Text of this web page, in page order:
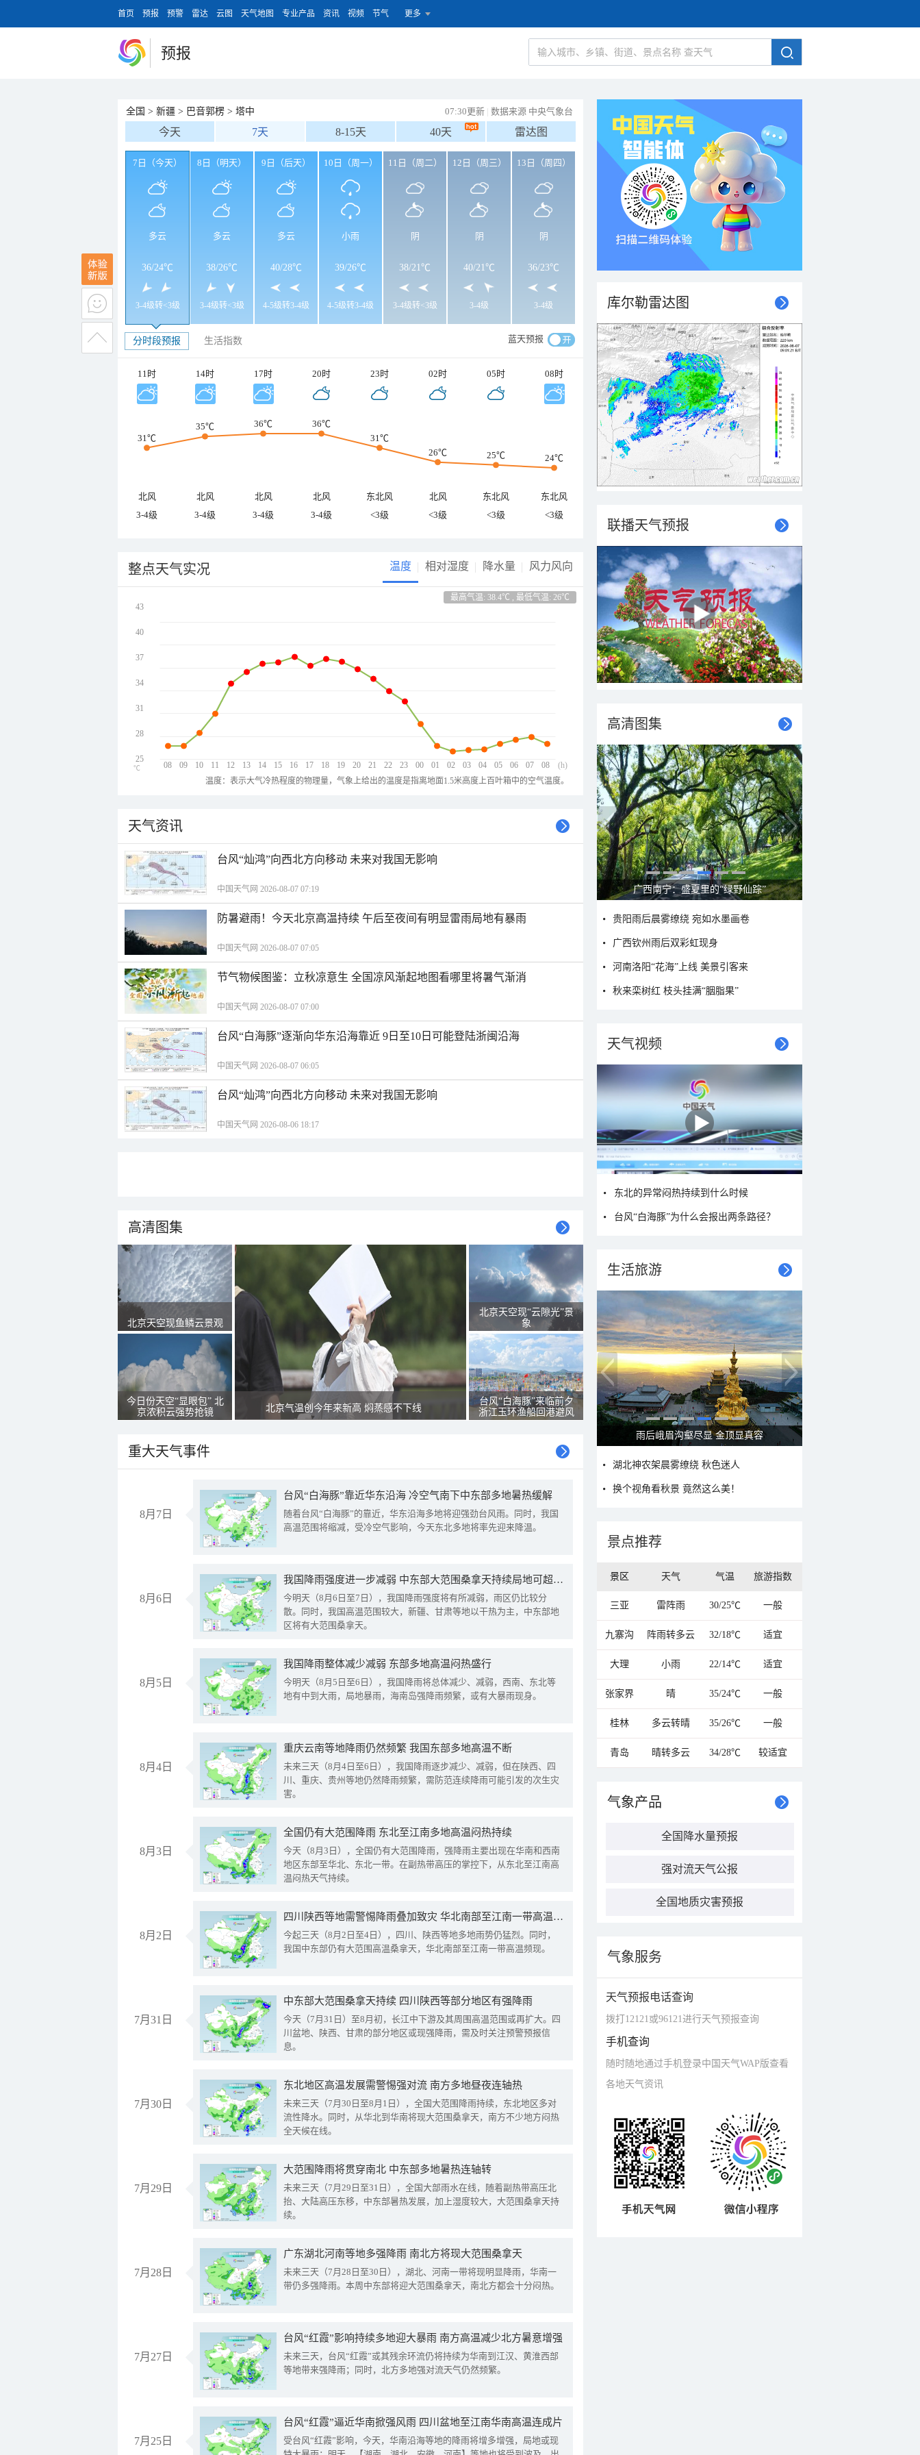
首页 预报 预警 雷达 云图 天气地图 专业产品 资讯 视频 节气 更多
预报
全国 > 新疆 > 巴音郭楞 > 塔中 07:30更新 | 数据来源 中央气象台
今天 7天 8-15天 40天 雷达图
7日（今天）
多云
36/24℃
3-4级转<3级
8日（明天）
多云
38/26℃
3-4级转<3级
9日（后天）
多云
40/28℃
4-5级转3-4级
10日（周一）
小雨
39/26℃
4-5级转3-4级
11日（周二）
阴
38/21℃
3-4级转<3级
12日（周三）
阴
40/21℃
3-4级
13日（周四）
阴
36/23℃
3-4级
分时段预报 生活指数 蓝天预报
11时 14时 17时 20时 23时 02时 05时 08时
31℃
35℃ 36℃
36℃
31℃
26℃
25℃ 24℃
北风 北风 北风 北风 东北风 北风 东北风
东北风
3-4级
3-4级 3-4级 3-4级 <3级 <3级 <3级 <3级
整点天气实况 温度 相对湿度 降水量 风力风向
最高气温: 38.4℃ , 最低气温: 26℃
08 09 10 11 12 13 14 15 16 17 18 19 20 21 22 23 00 01 02 03 04 05 06 07 08
43
40
37
34
31
28
25
(h)
℃
温度：表示大气冷热程度的物理量，气象上给出的温度是指离地面1.5米高度上百叶箱中的空气温度。
天气资讯
台风“灿鸿”向西北方向移动 未来对我国无影响
中国天气网 2026-08-07 07:19
防暑避雨！今天北京高温持续 午后至夜间有明显雷雨局地有暴雨
中国天气网 2026-08-07 07:05
节气物候图鉴：立秋凉意生 全国凉风渐起地图看哪里将暑气渐消
中国天气网 2026-08-07 07:00
台风“白海豚”逐渐向华东沿海靠近 9日至10日可能登陆浙闽沿海
中国天气网 2026-08-07 06:05
台风“灿鸿”向西北方向移动 未来对我国无影响
中国天气网 2026-08-06 18:17
高清图集
北京天空现鱼鳞云景观
今日份天空“显眼包” 北
京浓积云强势抢镜
北京气温创今年来新高 焖蒸感不下线
北京天空现“云隙光”景
象
台风“白海豚”来临前夕
浙江玉环渔船回港避风
重大天气事件
8月7日
台风“白海豚”靠近华东沿海 冷空气南下中东部多地暑热缓解
随着台风“白海豚”的靠近，华东沿海多地将迎强劲台风雨。同时，我国
高温范围将缩减，受冷空气影响，今天东北多地将率先迎来降温。
8月6日
我国降雨强度进一步减弱 中东部大范围桑拿天持续局地可超38℃
今明天（8月6日至7日），我国降雨强度将有所减弱，雨区仍比较分
散。同时，我国高温范围较大，新疆、甘肃等地以干热为主，中东部地
区将有大范围桑拿天。
8月5日
我国降雨整体减少减弱 东部多地高温闷热盛行
今明天（8月5日至6日），我国降雨将总体减少、减弱，西南、东北等
地有中到大雨，局地暴雨，海南岛强降雨频繁，或有大暴雨现身。
8月4日
重庆云南等地降雨仍然频繁 我国东部多地高温不断
未来三天（8月4日至6日），我国降雨逐步减少、减弱，但在陕西、四
川、重庆、贵州等地仍然降雨频繁，需防范连续降雨可能引发的次生灾
害。
8月3日
全国仍有大范围降雨 东北至江南多地高温闷热持续
今天（8月3日），全国仍有大范围降雨，强降雨主要出现在华南和西南
地区东部至华北、东北一带。在副热带高压的掌控下，从东北至江南高
温闷热天气持续。
8月2日
四川陕西等地需警惕降雨叠加致灾 华北南部至江南一带高温频现
今起三天（8月2日至4日），四川、陕西等地多地雨势仍猛烈。同时，
我国中东部仍有大范围高温桑拿天，华北南部至江南一带高温频现。
7月31日
中东部大范围桑拿天持续 四川陕西等部分地区有强降雨
今天（7月31日）至8月初，长江中下游及其周围高温范围或再扩大。四
川盆地、陕西、甘肃的部分地区或现强降雨，需及时关注预警预报信
息。
7月30日
东北地区高温发展需警惕强对流 南方多地昼夜连轴热
未来三天（7月30日至8月1日），全国大范围降雨持续，东北地区多对
流性降水。同时，从华北到华南将现大范围桑拿天，南方不少地方闷热
全天候在线。
7月29日
大范围降雨将贯穿南北 中东部多地暑热连轴转
未来三天（7月29日至31日），全国大部雨水在线，随着副热带高压北
抬、大陆高压东移，中东部暑热发展，加上湿度较大，大范围桑拿天持
续。
7月28日
广东湖北河南等地多强降雨 南北方将现大范围桑拿天
未来三天（7月28日至30日），湖北、河南一带将现明显降雨，华南一
带仍多强降雨。本周中东部将迎大范围桑拿天，南北方都会十分闷热。
7月27日
台风“红霞”影响持续多地迎大暴雨 南方高温减少北方暑意增强
未来三天，台风“红霞”或其残余环流仍将持续为华南到江汉、黄淮西部
等地带来强降雨；同时，北方多地强对流天气仍然频繁。
7月25日
台风“红霞”逼近华南掀强风雨 四川盆地至江南华南高温连成片
受台风“红霞”影响，今天，华南沿海等地的降雨将增多增强，局地或现
库尔勒雷达图
联播天气预报
高清图集
广西南宁：盛夏里的“绿野仙踪”
贵阳雨后晨雾缭绕 宛如水墨画卷
广西钦州雨后双彩虹现身
河南洛阳“花海”上线 美景引客来
秋来栾树红 枝头挂满“胭脂果”
天气视频
东北的异常闷热持续到什么时候
台风“白海豚”为什么会报出两条路径？
生活旅游
雨后峨眉沟壑尽显 金顶显真容
湖北神农架晨雾缭绕 秋色迷人
换个视角看秋景 竟然这么美！
景点推荐
景区 天气 气温 旅游指数
三亚 雷阵雨 30/25℃ 一般
九寨沟 阵雨转多云 32/18℃ 适宜
大理 小雨 22/14℃ 适宜
张家界 晴 35/24℃ 一般
桂林 多云转晴 35/26℃ 一般
青岛 晴转多云 34/28℃ 较适宜
气象产品
全国降水量预报
强对流天气公报
全国地质灾害预报
气象服务
天气预报电话查询
拨打12121或96121进行天气预报查询
手机查询
随时随地通过手机登录中国天气WAP版查看
各地天气资讯